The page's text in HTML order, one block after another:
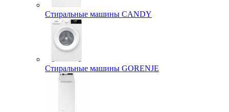
Стиральные машины CANDY
Стиральные машины GORENJE